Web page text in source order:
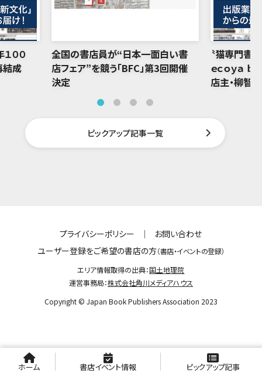
００
結成
全国の書店員が“日本一面白い書
店フェア”を競う「BFC」第3回開催
決定
〝猫専門書
ｅｃｏｙａ ｂ
店主・柳智
ピックアップ記事一覧
プライバシーポリシー ｜
お問い合わせ
ユーザー登録をご希望の書店の方（書店・イベントの登録）
エリア情報取得の出典：国土地理院
運営事務局：株式会社角川メディアハウス
Copyright © Japan Book Publishers Association 2023
ホーム 書店イベント情報 ピックアップ記事